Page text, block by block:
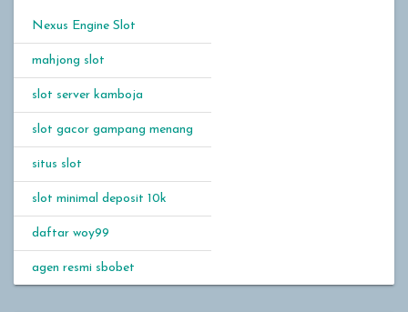
Nexus Engine Slot
mahjong slot
slot server kamboja
slot gacor gampang menang
situs slot
slot minimal deposit 10k
daftar woy99
agen resmi sbobet